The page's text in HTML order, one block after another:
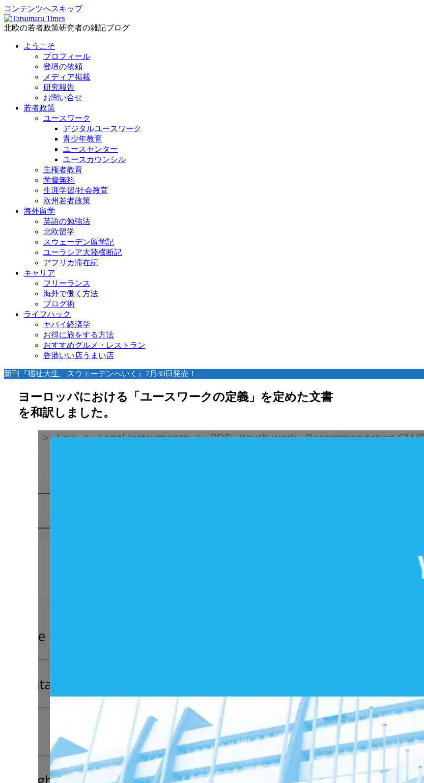
コンテンツへスキップ
北欧の若者政策研究者の雑記ブログ
ようこそ
プロフィール
登壇の依頼
メディア掲載
研究報告
お問い合せ
若者政策
ユースワーク
デジタルユースワーク
青少年教育
ユースセンター
ユースカウンシル
主権者教育
学費無料
生涯学習/社会教育
欧州若者政策
海外留学
英語の勉強法
北欧留学
スウェーデン留学記
ユーラシア大陸横断記
アフリカ滞在記
キャリア
フリーランス
海外で働く方法
ブログ術
ライフハック
ヤバイ経済学
お得に旅をする方法
おすすめグルメ・レストラン
香港いい店うまい店
新刊『福祉大生、スウェーデンへいく』7月30日発売！
ヨーロッパにおける「ユースワークの定義」を定めた文書
を和訳しました。